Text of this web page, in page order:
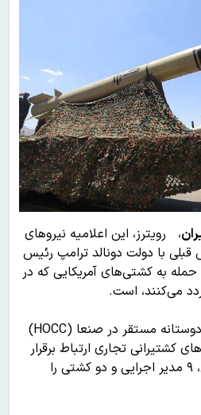
، رویترز، این اعلامیه نیروهای
با دولت دونالد ترامپ رئیس
به کشتی‌های آمریکایی که در
می‌کنند، است.
مرکز هماهنگی عملیات بشردوستانه مستقر در صنعا (HOCC)
کشتیرانی تجاری ارتباط برقرار
می‌کند، ۱۳ شرکت آمریکایی، ۹ مدیر اجرایی و دو کشتی را